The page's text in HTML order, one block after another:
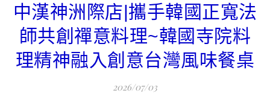
中漢神洲際店|攜手韓國正寬法
師共創禪意料理~韓國寺院料
理精神融入創意台灣風味餐桌
2026/07/03